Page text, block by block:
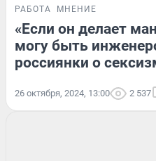
РАБОТА МНЕНИЕ
«Если он делает
могу быть
россиянки о
26 октября, 2024, 13:00 2 537